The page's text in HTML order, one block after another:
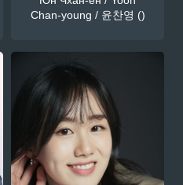
Chan-young / 윤찬영 ()